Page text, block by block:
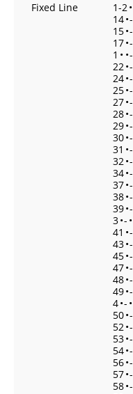
Fixed Line
1-2•
14•-
15•-
17•-
1 • •-
22•-
24•-
25•-
27•-
28•-
29•-
30•-
31 •-
32•-
34•-
37•-
38•-
39•-
3•- •
41 •-
43•-
45•-
47•-
48•-
49•-
4•- •
50•-
52•-
53•-
54•-
56•-
57•-
58•-